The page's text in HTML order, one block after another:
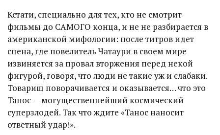
Кстати, специально для тех, кто не смотрит
фильмы до САМОГО конца, и не не разбирается в
американской мифологии: после титров идет
сцена, где повелитель Чатаури в своем мире
извиняется за провал вторжения перед некой
фигурой, говоря, что люди не такие уж и слабаки.
Товарищ поворачивается и оказывается… что это
Танос — могущественнейший космический
суперзлодей. Так что ждите «Танос наносит
ответный удар!».